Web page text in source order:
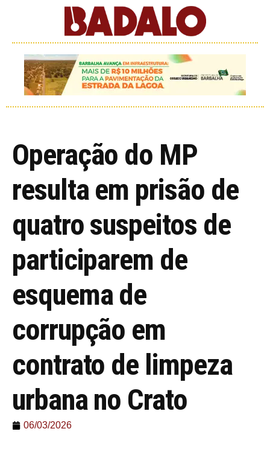
Operação do MP
resulta em prisão de
quatro suspeitos de
participarem de
esquema de
corrupção em
contrato de limpeza
urbana no Crato
06/03/2026